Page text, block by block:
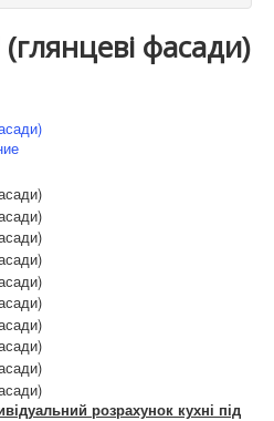
фасади)
розрахунок кухні під